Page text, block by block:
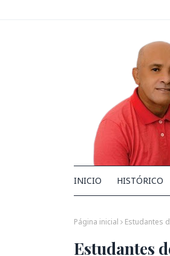
INICIO HISTÓRICO
Página inicial Estudantes
Estudantes